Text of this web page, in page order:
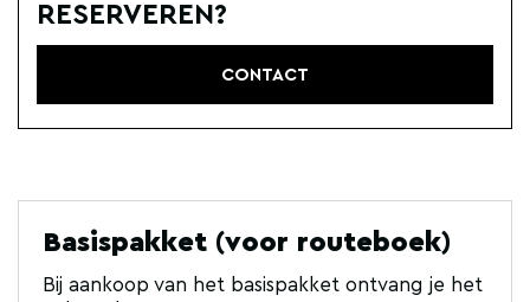
RESERVEREN?
CONTACT
Basispakket (voor routeboek)
Bij aankoop van het basispakket ontvang je het